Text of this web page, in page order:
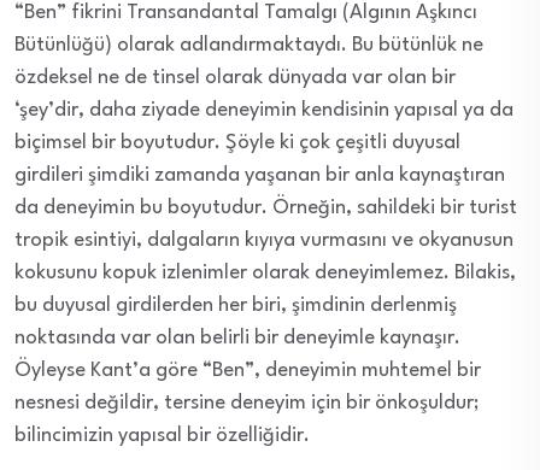
“Ben” fikrini Transandantal Tamalgı (Algının Aşkıncı
Bütünlüğü) olarak adlandırmaktaydı. Bu bütünlük ne
özdeksel ne de tinsel olarak dünyada var olan bir
‘şey’dir, daha ziyade deneyimin kendisinin yapısal ya da
biçimsel bir boyutudur. Şöyle ki çok çeşitli duyusal
girdileri şimdiki zamanda yaşanan bir anla kaynaştıran
da deneyimin bu boyutudur. Örneğin, sahildeki bir turist
tropik esintiyi, dalgaların kıyıya vurmasını ve okyanusun
kokusunu kopuk izlenimler olarak deneyimlemez. Bilakis,
bu duyusal girdilerden her biri, şimdinin derlenmiş
noktasında var olan belirli bir deneyimle kaynaşır.
Öyleyse Kant’a göre “Ben”, deneyimin muhtemel bir
nesnesi değildir, tersine deneyim için bir önkoşuldur;
bilincimizin yapısal bir özelliğidir.